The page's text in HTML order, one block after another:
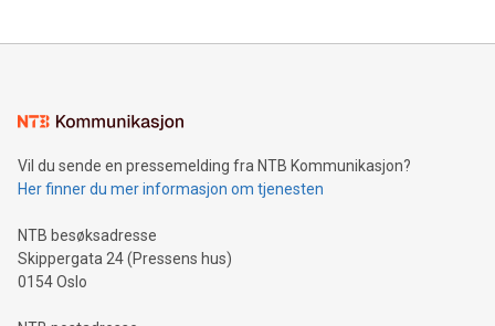
Vil du sende en pressemelding fra NTB Kommunikasjon?
Her finner du mer informasjon om tjenesten
NTB besøksadresse
Skippergata 24 (Pressens hus)
0154 Oslo